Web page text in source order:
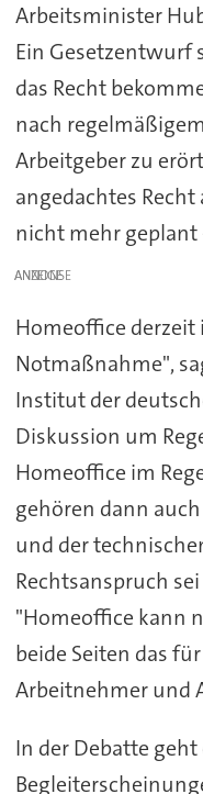
Arbeitsminister
Ein Gesetzentwurf
das Recht
nach
Arbeitgeber zu
angedachtes
nicht mehr geplant
ANZEIGE
Homeoffice derzeit
Notmaßnahme",
Institut der
Diskussion um
Homeoffice im
gehören dann
und der
Rechtsanspruch
"Homeoffice kann
beide Seiten das
Arbeitnehmer und
In der Debatte